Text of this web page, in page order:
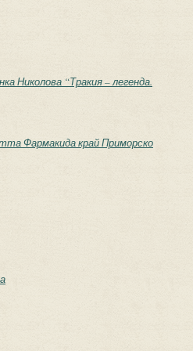
Николова “Тракия – легенда.
Фармакида край Приморско